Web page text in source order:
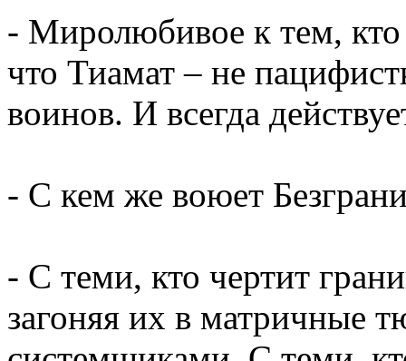
- Миролюбивое к тем,
что Тиамат – не
воинов. И всегда
- С кем же воюет
- С теми, кто чертит
загоняя их в матричные